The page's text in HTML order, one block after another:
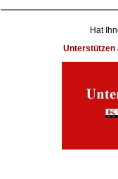
Hat
Unterstützen